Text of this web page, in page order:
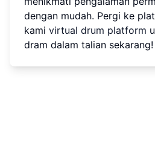
dengan mudah. Pergi ke
kami virtual drum platform
dram dalam talian sekarang!